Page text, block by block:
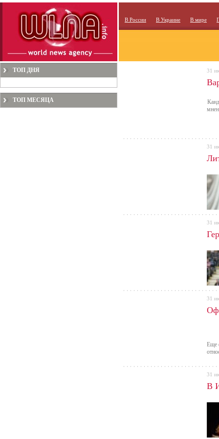
В России В Украине В мире
ТОП ДНЯ
ТОП МЕСЯЦА
31
31
31
Еще
31
В
31